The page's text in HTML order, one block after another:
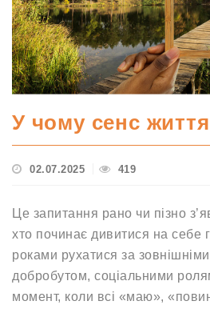
У чому сенс
02.07.2025 419
Це запитання рано чи пізно
хто починає дивитися на
роками рухатися за
добробутом, соціальними
момент, коли всі «маю»,